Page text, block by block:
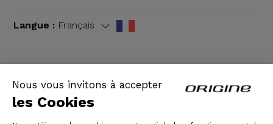
Nous vous invitons à accepter
les Cookies
Langue : Français
CGV | Mentions légales